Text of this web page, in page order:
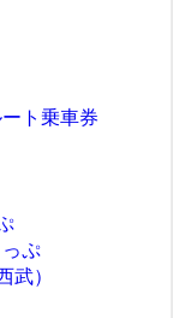
ト乗車券
ぷ
）